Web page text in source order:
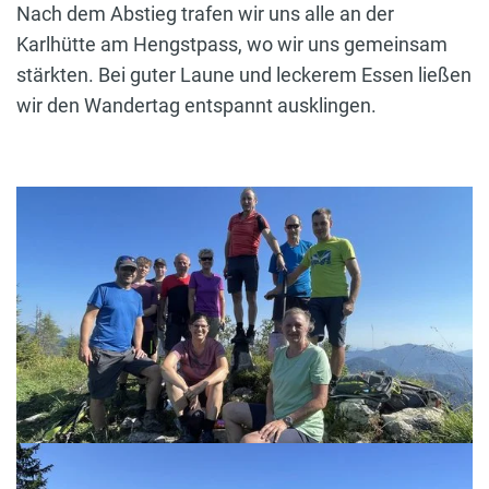
Nach dem Abstieg trafen wir uns alle an der
Karlhütte am Hengstpass, wo wir uns gemeinsam
stärkten. Bei guter Laune und leckerem Essen ließen
wir den Wandertag entspannt ausklingen.